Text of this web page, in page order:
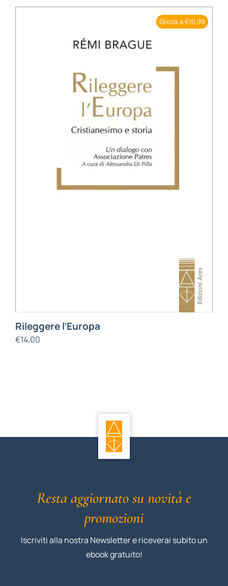
BIOGRAFIE
ATTUALITÀ
Ebook a €10,99
Rileggere l’Europa
€14,00
Resta aggiornato su novità e
promozioni
Iscriviti alla nostra Newsletter e riceverai subito un
ebook gratuito!